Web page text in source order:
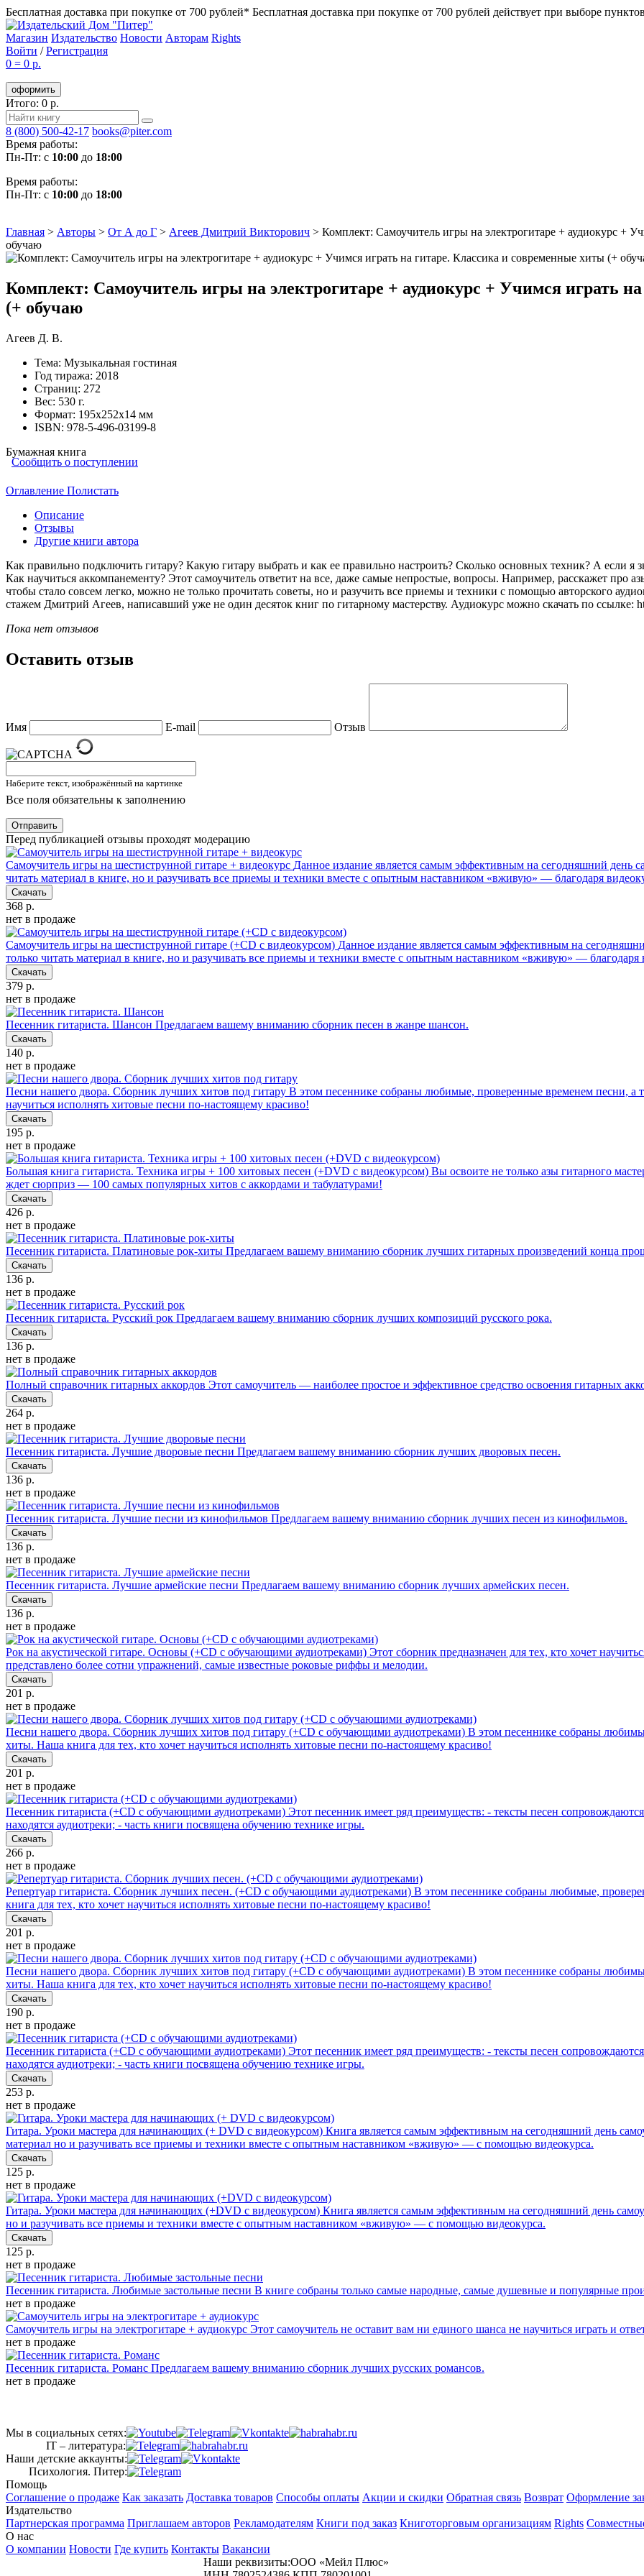
Бесплатная доставка при покупке от 700 рублей* Бесплатная доставка при покупке от 700 рублей действует при выборе
Магазин Издательство Новости Авторам Rights
Войти /Регистрация
0 = 0 р.
оформить
Итого: 0 р.
8 (800) 500-42-17 books@piter.com
Время работы:
Пн-Пт: с 10:00 до 18:00
Время работы:
Пн-Пт: с 10:00 до 18:00
Главная > Авторы > От А до Г > Агеев Дмитрий Викторович > Комплект: Самоучитель игры на электрогитаре + аудиокурс +
обучаю
Комплект: Самоучитель игры на электрогитаре + аудиокурс + Учимся играть
(+ обучаю
Агеев Д. В.
Тема: Музыкальная гостиная
Год тиража: 2018
Страниц: 272
Вес: 530 г.
Формат: 195х252х14 мм
ISBN: 978-5-496-03199-8
Бумажная книга
Сообщить о поступлении
Оглавление Полистать
Описание
Отзывы
Другие книги автора
Как правильно подключить гитару? Какую гитару выбрать и как ее правильно настроить? Сколько основных техник? А если
Как научиться аккомпанементу? Этот самоучитель ответит на все, даже самые непростые, вопросы. Например, расскажет про
чтобы стало совсем легко, можно не только прочитать советы, но и разучить все приемы и техники с помощью авторского
стажем Дмитрий Агеев, написавший уже не один десяток книг по гитарному мастерству. Аудиокурс можно скачать по ссылке:
Пока нет отзывов
Оставить отзыв
Имя E-mail Отзыв
Наберите текст, изображённый на картинке
Все поля обязательны к заполнению
Отправить
Перед публикацией отзывы проходят модерацию
Самоучитель игры на шестиструнной гитаре + видеокурс Данное издание является самым эффективным на сегодняшний день
читать материал в книге, но и разучивать все приемы и техники вместе с опытным наставником «вживую» — благодаря
Скачать
368 р.
нет в продаже
Самоучитель игры на шестиструнной гитаре (+CD с видеокурсом) Данное издание является самым эффективным на
только читать материал в книге, но и разучивать все приемы и техники вместе с опытным наставником «вживую» — благодаря
Скачать
379 р.
нет в продаже
Песенник гитариста. Шансон Предлагаем вашему вниманию сборник песен в жанре шансон.
Скачать
140 р.
нет в продаже
Песни нашего двора. Сборник лучших хитов под гитару В этом песеннике собраны любимые, проверенные временем песни, а
научиться исполнять хитовые песни по-настоящему красиво!
Скачать
195 р.
нет в продаже
Большая книга гитариста. Техника игры + 100 хитовых песен (+DVD с видеокурсом) Вы освоите не только азы гитарного
ждет сюрприз — 100 самых популярных хитов с аккордами и табулатурами!
Скачать
426 р.
нет в продаже
Песенник гитариста. Платиновые рок-хиты Предлагаем вашему вниманию сборник лучших гитарных произведений конца
Скачать
136 р.
нет в продаже
Песенник гитариста. Русский рок Предлагаем вашему вниманию сборник лучших композиций русского рока.
Скачать
136 р.
нет в продаже
Полный справочник гитарных аккордов Этот самоучитель — наиболее простое и эффективное средство освоения гитарных
Скачать
264 р.
нет в продаже
Песенник гитариста. Лучшие дворовые песни Предлагаем вашему вниманию сборник лучших дворовых песен.
Скачать
136 р.
нет в продаже
Песенник гитариста. Лучшие песни из кинофильмов Предлагаем вашему вниманию сборник лучших песен из кинофильмов.
Скачать
136 р.
нет в продаже
Песенник гитариста. Лучшие армейские песни Предлагаем вашему вниманию сборник лучших армейских песен.
Скачать
136 р.
нет в продаже
Рок на акустической гитаре. Основы (+CD с обучающими аудиотреками) Этот сборник предназначен для тех, кто хочет
представлено более сотни упражнений, самые известные роковые риффы и мелодии.
Скачать
201 р.
нет в продаже
Песни нашего двора. Сборник лучших хитов под гитару (+CD с обучающими аудиотреками) В этом песеннике собраны
хиты. Наша книга для тех, кто хочет научиться исполнять хитовые песни по-настоящему красиво!
Скачать
201 р.
нет в продаже
Песенник гитариста (+СD с обучающими аудиотреками) Этот песенник имеет ряд преимуществ: - тексты песен
находятся аудиотреки; - часть книги посвящена обучению технике игры.
Скачать
266 р.
нет в продаже
Репертуар гитариста. Сборник лучших песен. (+CD с обучающими аудиотреками) В этом песеннике собраны любимые,
книга для тех, кто хочет научиться исполнять хитовые песни по-настоящему красиво!
Скачать
201 р.
нет в продаже
Песни нашего двора. Сборник лучших хитов под гитару (+CD с обучающими аудиотреками) В этом песеннике собраны
хиты. Наша книга для тех, кто хочет научиться исполнять хитовые песни по-настоящему красиво!
Скачать
190 р.
нет в продаже
Песенник гитариста (+СD с обучающими аудиотреками) Этот песенник имеет ряд преимуществ: - тексты песен
находятся аудиотреки; - часть книги посвящена обучению технике игры.
Скачать
253 р.
нет в продаже
Гитара. Уроки мастера для начинающих (+ DVD с видеокурсом) Книга является самым эффективным на сегодняшний день
материал но и разучивать все приемы и техники вместе с опытным наставником «вживую» — с помощью видеокурса.
Скачать
125 р.
нет в продаже
Гитара. Уроки мастера для начинающих (+DVD с видеокурсом) Книга является самым эффективным на сегодняшний день
но и разучивать все приемы и техники вместе с опытным наставником «вживую» — с помощью видеокурса.
Скачать
125 р.
нет в продаже
Песенник гитариста. Любимые застольные песни В книге собраны только самые народные, самые душевные и популярные
нет в продаже
Самоучитель игры на электрогитаре + аудиокурс Этот самоучитель не оставит вам ни единого шанса не научиться играть и
нет в продаже
Песенник гитариста. Романс Предлагаем вашему вниманию сборник лучших русских романсов.
нет в продаже
Мы в социальных сетях:
IT – литература:
Наши детские аккаунты:
Психология. Питер:
Помощь
Соглашение о продаже Как заказать Доставка товаров Способы оплаты Акции и скидки Обратная связь Возврат Оформление
Издательство
Партнерская программа Приглашаем авторов Рекламодателям Книги под заказ Книготорговым организациям Rights
О нас
О компании Новости Где купить Контакты Вакансии
Наши реквизиты:ООО «Мейл Плюс»